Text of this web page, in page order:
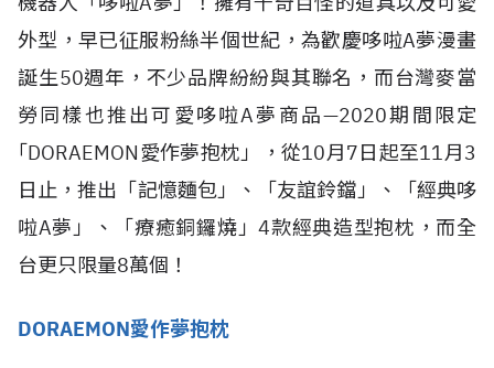
外型，早已征服粉絲半個世紀，為歡慶哆啦A夢漫畫
誕生50週年，不少品牌紛紛與其聯名，而台灣麥當
勞同樣也推出可愛哆啦A夢商品—2020期間限定
｢DORAEMON愛作夢抱枕」，從10月7日起至11月3
日止，推出「記憶麵包」、「友誼鈴鐺」、「經典哆
啦A夢」、「療癒銅鑼燒」4款經典造型抱枕，而全
台更只限量8萬個！
DORAEMON愛作夢抱枕